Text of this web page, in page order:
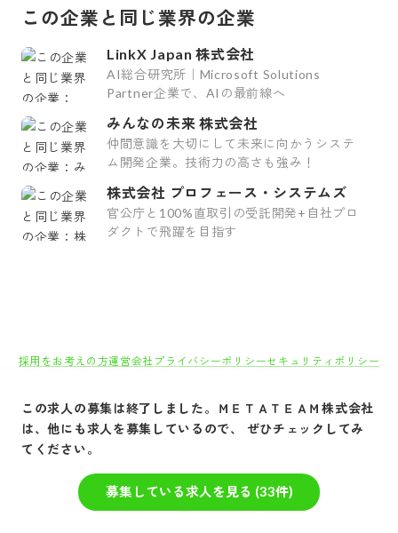
この企業と同じ業界の企業
LinkX Japan 株式会社
AI総合研究所｜Microsoft Solutions
Partner企業で、AIの最前線へ
みんなの未来 株式会社
仲間意識を大切にして未来に向かうシステ
ム開発企業。技術力の高さも強み！
株式会社 プロフェース・システムズ
官公庁と100%直取引の受託開発+自社プロ
ダクトで飛躍を目指す
この求人の募集は終了しました。
ＭＥＴＡＴＥＡＭ株式会社
は、他にも求人を募集しているので、 ぜひチェックしてみ
てください。
募集している求人を見る (33件)
採用をお考えの方運営会社 プライバシーポリシーセキュリティポリシー
Copyright© Atrae, Inc. All Right Reserved.
転職サイトGreen